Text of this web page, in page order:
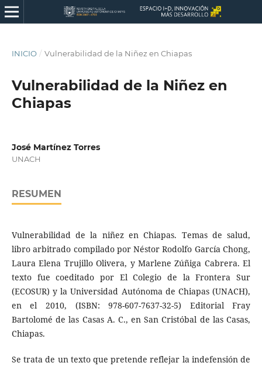
INICIO / Vulnerabilidad de la Niñez en Chiapas
Vulnerabilidad de la Niñez en
Chiapas
José Martínez Torres
UNACH
RESUMEN
Vulnerabilidad de la niñez en Chiapas. Temas de salud,
libro arbitrado compilado por Néstor Rodolfo García Chong,
Laura Elena Trujillo Olivera, y Marlene Zúñiga Cabrera. El
texto fue coeditado por El Colegio de la Frontera Sur
(ECOSUR) y la Universidad Autónoma de Chiapas (UNACH),
en el 2010, (ISBN: 978-607-7637-32-5) Editorial Fray
Bartolomé de las Casas A. C., en San Cristóbal de las Casas,
Chiapas.
Se trata de un texto que pretende reflejar la indefensión de